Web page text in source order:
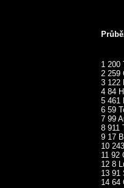
1 200
2 259
3 122
4 84
5 461
6 59
7 99
8 911
9 17
10
11 92
12 8
13 91
14 64